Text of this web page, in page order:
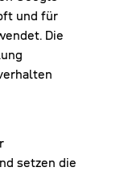
und für
Die
setzen die